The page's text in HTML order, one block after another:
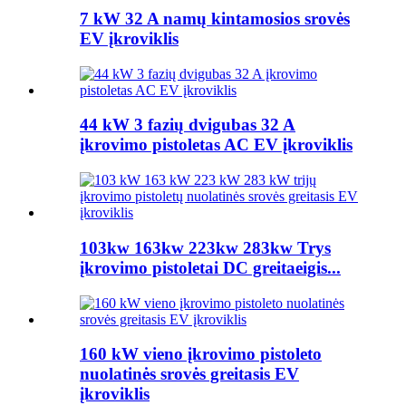
7 kW 32 A namų kintamosios srovės
EV įkroviklis
44 kW 3 fazių dvigubas 32 A
įkrovimo pistoletas AC EV įkroviklis
103kw 163kw 223kw 283kw Trys
įkrovimo pistoletai DC greitaeigis...
160 kW vieno įkrovimo pistoleto
nuolatinės srovės greitasis EV
įkroviklis